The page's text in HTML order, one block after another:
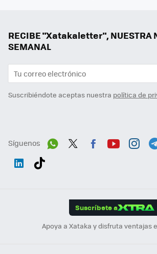
RECIBE "Xatakaletter", NUESTRA
SEMANAL
Suscribiéndote aceptas nuestra política de
Síguenos
Suscríbete a
Apoya a Xataka y disfruta ventajas